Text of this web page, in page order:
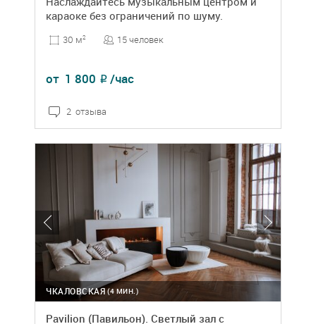
караоке без ограничений по шуму.
30 м2 15 человек
от 1 800 ₽ /час
2 отзыва
(4 МИН.)
ЧКАЛОВСКАЯ
Pavilion (Павильон). Светлый зал с